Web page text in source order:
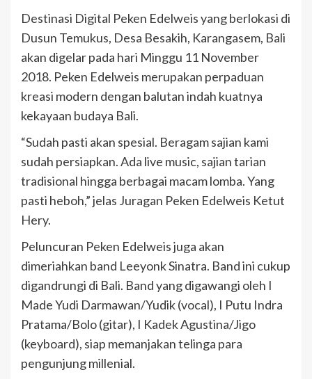
Destinasi Digital Peken Edelweis yang berlokasi di
Dusun Temukus, Desa Besakih, Karangasem, Bali
akan digelar pada hari Minggu 11 November
2018. Peken Edelweis merupakan perpaduan
kreasi modern dengan balutan indah kuatnya
kekayaan budaya Bali.
“Sudah pasti akan spesial. Beragam sajian kami
sudah persiapkan. Ada live music, sajian tarian
tradisional hingga berbagai macam lomba. Yang
pasti heboh,” jelas Juragan Peken Edelweis Ketut
Hery.
Peluncuran Peken Edelweis juga akan
dimeriahkan band Leeyonk Sinatra. Band ini cukup
digandrungi di Bali. Band yang digawangi oleh I
Made Yudi Darmawan/Yudik (vocal), I Putu Indra
Pratama/Bolo (gitar), I Kadek Agustina/Jigo
(keyboard), siap memanjakan telinga para
pengunjung millenial.